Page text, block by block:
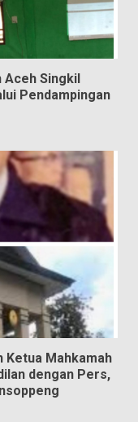
Aceh Singkil
Pendampingan
Ketua Mahkamah
dengan Pers,